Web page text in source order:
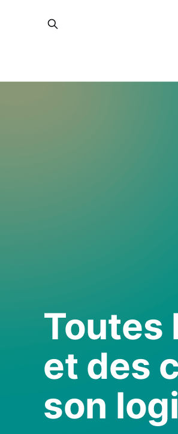
Toutes
et des
son